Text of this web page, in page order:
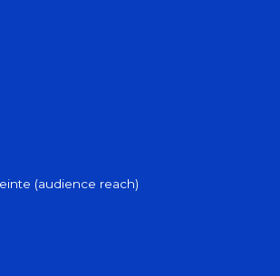
(audience reach)